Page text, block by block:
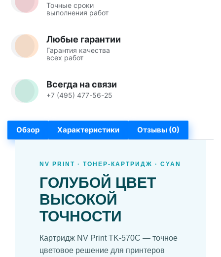
Точные сроки
выполнения работ
Любые гарантии
Гарантия качества
всех работ
Всегда на связи
+7 (495) 477-56-25
Обзор Характеристики Отзывы (0)
NV PRINT · ТОНЕР-КАРТРИДЖ · CYAN
ГОЛУБОЙ ЦВЕТ
ВЫСОКОЙ
ТОЧНОСТИ
Картридж NV Print TK-570C — точное
цветовое решение для принтеров